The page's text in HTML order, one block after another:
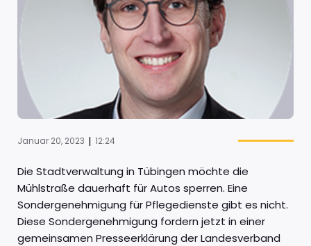
Januar 20, 2023 | 12:24
Die Stadtverwaltung in Tübingen möchte die
Mühlstraße dauerhaft für Autos sperren. Eine
Sondergenehmigung für Pflegedienste gibt es nicht.
Diese Sondergenehmigung fordern jetzt in einer
gemeinsamen Presseerklärung der Landesverband